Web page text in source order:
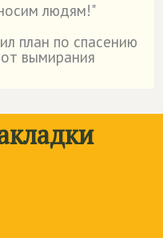
людям!"
план по спасению
вымирания